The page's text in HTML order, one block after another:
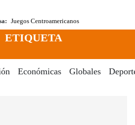
Juegos Centroamericanos
ETIQUETA
Económicas Globales